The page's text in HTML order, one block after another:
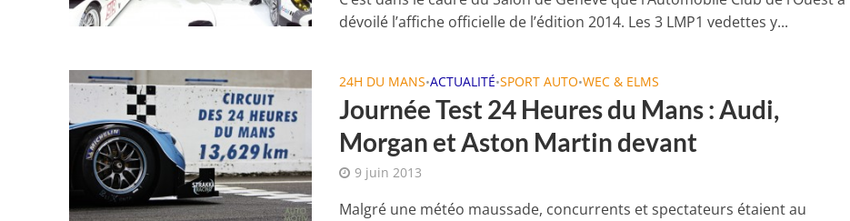
dévoilé l’affiche officielle de l’édition 2014. Les 3 LMP1 vedettes y...
24H DU MANS•ACTUALITÉ•SPORT AUTO•WEC & ELMS
Journée Test 24 Heures du Mans : Audi,
Morgan et Aston Martin devant
9 juin 2013
Malgré une météo maussade, concurrents et spectateurs étaient au